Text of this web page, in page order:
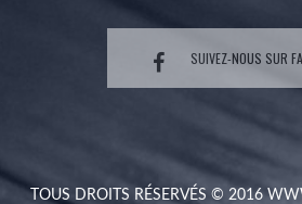
SUIVEZ-NOUS SUR
TOUS DROITS RÉSERVÉS © 2016